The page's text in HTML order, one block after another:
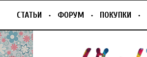
СТАТЬИ ФОРУМ ПОКУПКИ